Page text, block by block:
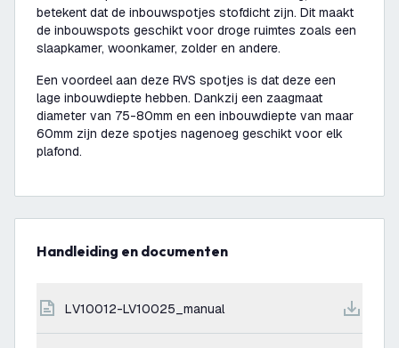
betekent dat de inbouwspotjes stofdicht zijn. Dit maakt
de inbouwspots geschikt voor droge ruimtes zoals een
slaapkamer, woonkamer, zolder en andere.
Een voordeel aan deze RVS spotjes is dat deze een
lage inbouwdiepte hebben. Dankzij een zaagmaat
diameter van 75-80mm en een inbouwdiepte van maar
60mm zijn deze spotjes nagenoeg geschikt voor elk
plafond.
Handleiding en documenten
LV10012-LV10025_manual